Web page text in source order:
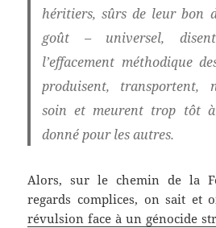
héritiers, sûrs de leur bon
goût – universel,
l’effacement méthodique
produisent, transportent,
soin et meurent trop tôt
donné pour les autres.
Alors, sur le chemin de la
regards complices, on sait et
révulsion face à un génocide